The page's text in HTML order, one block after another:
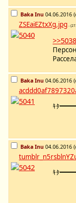
Baka Inu 04.06.2016
ZSEaiEZtxXg.jpg -
>>5038
Baka Inu 04.06.2016
ｷﾀ
Baka Inu 04.06.2016
ｷﾀ